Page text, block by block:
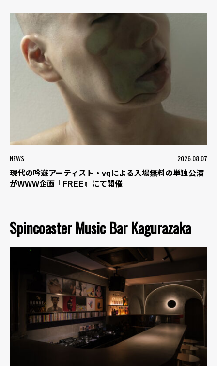
NEWS 2026.08.07
現代の吟遊アーティスト・vqによる入場無料の単独公演
がWWW企画『FREE』にて開催
Spincoaster Music Bar Kagurazaka